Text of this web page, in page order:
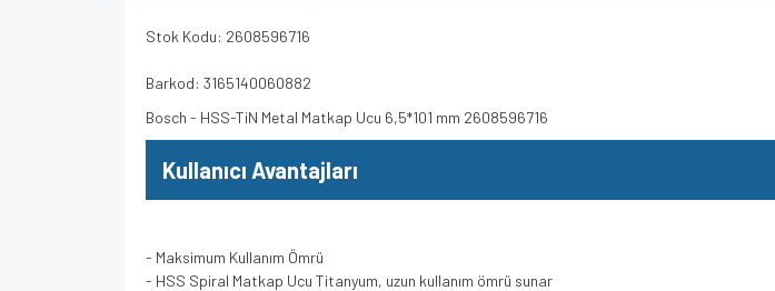
Stok Kodu: 2608596716
Barkod: 3165140060882
Bosch - HSS-TiN Metal Matkap Ucu 6,5*101 mm 2608596716
Kullanıcı Avantajları
- Maksimum Kullanım Ömrü
- HSS Spiral Matkap Ucu Titanyum, uzun kullanım ömrü sunar